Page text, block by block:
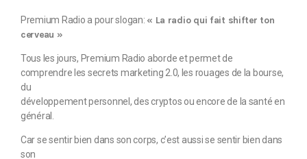
Premium Radio a pour slogan: « La radio qui fait shifter ton
cerveau »
Tous les jours, Premium Radio aborde et permet de
comprendre les secrets marketing 2.0, les rouages de la bourse,
du
développement personnel, des cryptos ou encore de la santé en
général.
Car se sentir bien dans son corps, c’est aussi se sentir bien dans
son